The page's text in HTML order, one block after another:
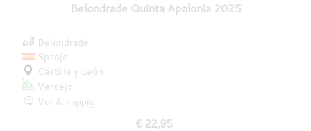
Belondrade Quinta Apolonia 2025
Belondrade
Spanje
Castilla y León
Verdejo
Vol & sappig
€ 22,95